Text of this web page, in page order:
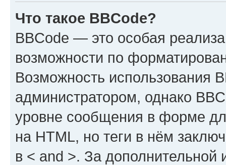
Что такое BBCode?
BBCode — это особая
возможности по
Возможность использования
администратором, однако
уровне сообщения в форме
на HTML, но теги в нём
в < and >. За